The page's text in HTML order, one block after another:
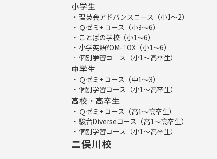
小学生
理英会アドバンスコース（小1～2）
Ｑゼミ+ コース（小3～6）
ことばの学校（小1～6）
小学英語YOM-TOX（小1～6）
個別学習コース（小1～高卒生）
中学生
Ｑゼミ+ コース（中1～3）
個別学習コース（小1～高卒生）
高校・高卒生
Ｑゼミ+ コース（高1～高卒生）
駿台Diverseコース（高1～高卒生）
個別学習コース（小1～高卒生）
二俣川校